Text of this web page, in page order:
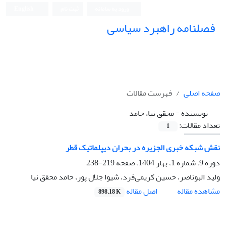
فصلنامه راهبرد سیاسی
صفحه اصلی
فهرست مقالات
نویسنده =محقق نیا، حامد
تعداد مقالات:
1
نقش شبکه خبری الجزیره در بحران دیپلماتیک قطر
دوره 9، شماره 1، بهار 1404، صفحه
219-238
ولید البوناصر، حسین کریمی‌فرد، شیوا جلال پور، حامد محقق نیا
مشاهده مقاله
اصل مقاله 898.18 K